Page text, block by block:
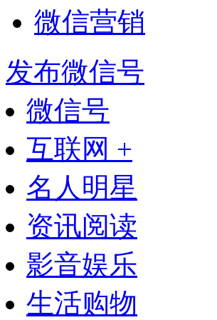
微信营销
发布微信号
微信号
互联网 +
名人明星
资讯阅读
影音娱乐
生活购物